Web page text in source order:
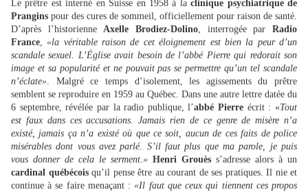
Le prêtre est interné en Suisse en 1958 à laclinique psychiatrique de
Prangins pour des cures de sommeil, officiellement pour raison de santé.
D’après l’historienneAxelle Brodiez-Dolino, interrogée parRadio
France,«la véritable raison de cet éloignement est bien la peur d’un
scandale sexuel. L’Église avait besoin de l’abbé Pierre qui redorait son
image et sa popularité et ne pouvait pas se permettre qu’un tel scandale
n’éclate». Malgré ce temps d’isolement, les agissements du prêtre
semblent se reproduire en 1959 au Québec. Dans une autre lettre datée du
6 septembre, révélée par la radio publique, l’abbé Pierre écrit : «Tout
est faux dans ces accusations. Jamais rien de ce genre de misère n’a
existé, jamais ça n’a existé où que ce soit, aucun de ces faits de police
misérables dont vous avez parlé. S’il faut plus que ma parole, je puis
vous donner de cela le serment.» Henri Grouès s’adresse alors à un
cardinal québécoisqu’il pense être au courant de ses pratiques. Il nie et
continue à se faire menaçant :«Il faut que ceux qui tiennent ces propos